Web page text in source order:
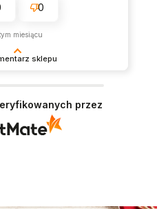
sklepu
0
miesiącu
przez